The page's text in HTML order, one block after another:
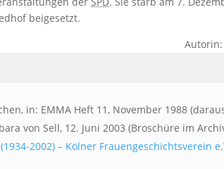
beigesetzt.
in: EMMA Heft 11, November 1988
von Sell, 12. Juni 2003 (Broschüre im
2002) – Kölner Frauengeschichtsverein